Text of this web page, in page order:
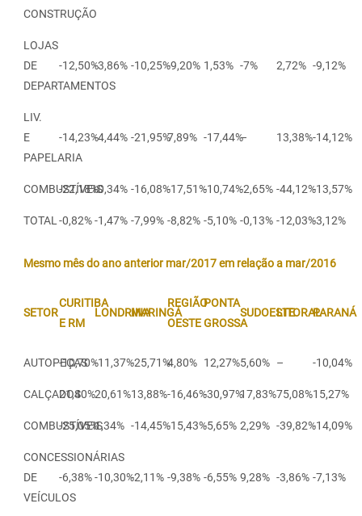
CONSTRUÇÃO
LOJAS
DE
DEPARTAMENTOS
-12,50%-3,86% -10,25%-9,20% 1,53% -7% 2,72% -9,12%
LIV.
E
PAPELARIA
-14,23%-4,44% -21,95%7,89% -17,44%– 13,38%-14,12%
COMBUSTÍVEIS
-22,18%-0,34% -16,08%-17,51%-10,74%-2,65% -44,12%-13,57%
TOTAL -0,82% -1,47% -7,99% -8,82% -5,10% -0,13% -12,03%-3,12%
Mesmo mês do ano anterior mar/2017 em relação a mar/2016
SETOR
CURITIBA
E RM
LONDRINAMARINGÁ
REGIÃO
OESTE
PONTA
GROSSA
SUDOESTELITORALPARANÁ
AUTOPEÇAS
-10,70%-11,37%-25,71%4,80% 12,27%5,60% – -10,04%
CALÇADOS
21,40%20,61%13,88%-16,46%-30,97%17,83%75,08%15,27%
COMBUSTÍVEIS
-25,05%1,34% -14,45%-15,43%-5,65% 2,29% -39,82%-14,09%
CONCESSIONÁRIAS
DE
VEÍCULOS
-6,38% -10,30%-2,11% -9,38% -6,55% 9,28% -3,86% -7,13%